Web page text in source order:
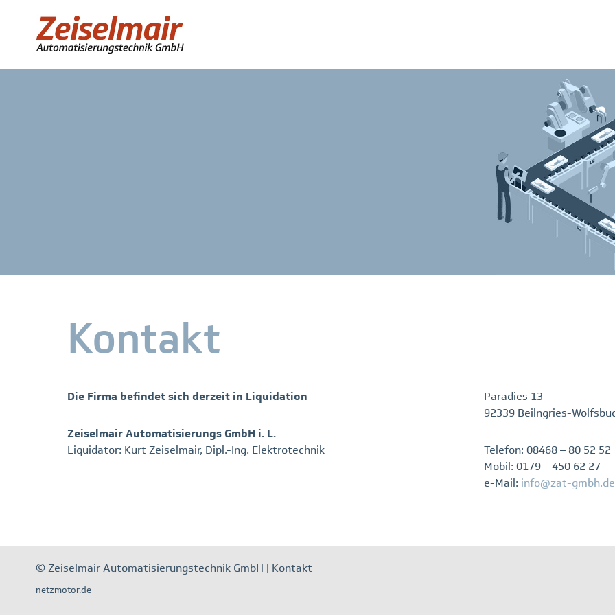
Kontakt
Die Firma befindet sich derzeit in Liquidation
Zeiselmair Automatisierungs GmbH i. L.
Liquidator: Kurt Zeiselmair, Dipl.-Ing. Elektrotechnik
Paradies 13
92339 Beilngries-
Telefon: 08468 – 80 52 52
Mobil: 0179 – 450 62 27
e-Mail: info@zat-gmbh.de
© Zeiselmair Automatisierungstechnik GmbH | Kontakt
netzmotor.de